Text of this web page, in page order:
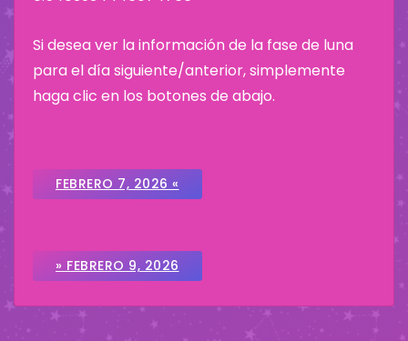
Si desea ver la información de la fase de luna
para el día siguiente/anterior, simplemente
haga clic en los botones de abajo.
FEBRERO 7, 2026 «
» FEBRERO 9, 2026